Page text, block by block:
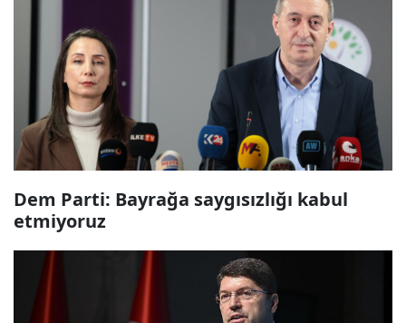
Dem Parti: Bayrağa saygısızlığı kabul
etmiyoruz